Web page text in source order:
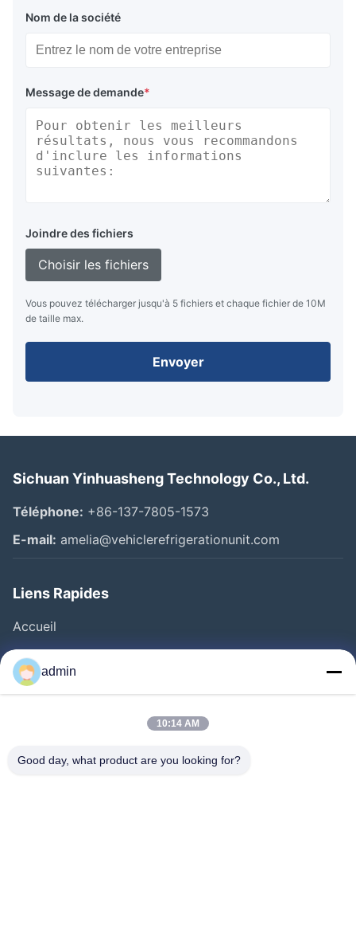
Nom de la société
Message de demande*
Joindre des fichiers
Choisir les fichiers
Vous pouvez télécharger jusqu'à 5 fichiers et chaque fichier de 10M
de taille max.
Envoyer
Sichuan Yinhuasheng Technology Co., Ltd.
Téléphone: +86-137-7805-1573
E-mail: amelia@vehiclerefrigerationunit.com
Liens Rapides
Accueil
Produits
Vidéos
Contrôle Qualité
admin
10:14 AM
Good day, what product are you looking for?